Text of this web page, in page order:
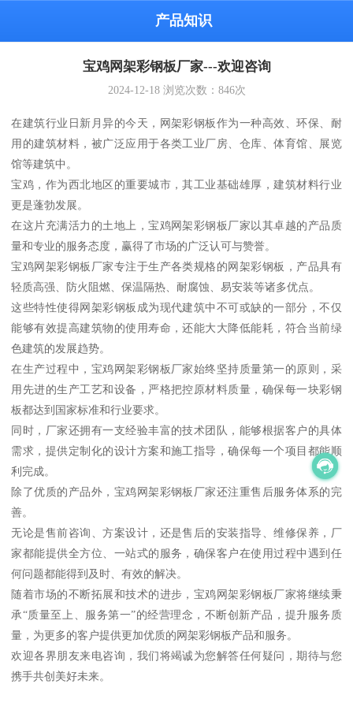
产品知识
宝鸡网架彩钢板厂家---欢迎咨询
2024-12-18浏览次数： 846次
在建筑行业日新月异的今天，网架彩钢板作为一种高效、环保、耐
用的建筑材料，被广泛应用于各类工业厂房、仓库、体育馆、展览
馆等建筑中。
宝鸡，作为西北地区的重要城市，其工业基础雄厚，建筑材料行业
更是蓬勃发展。
在这片充满活力的土地上，宝鸡网架彩钢板厂家以其卓越的产品质
量和专业的服务态度，赢得了市场的广泛认可与赞誉。
宝鸡网架彩钢板厂家专注于生产各类规格的网架彩钢板，产品具有
轻质高强、防火阻燃、保温隔热、耐腐蚀、易安装等诸多优点。
这些特性使得网架彩钢板成为现代建筑中不可或缺的一部分，不仅
能够有效提高建筑物的使用寿命，还能大大降低能耗，符合当前绿
色建筑的发展趋势。
在生产过程中，宝鸡网架彩钢板厂家始终坚持质量第一的原则，采
用先进的生产工艺和设备，严格把控原材料质量，确保每一块彩钢
板都达到国家标准和行业要求。
同时，厂家还拥有一支经验丰富的技术团队，能够根据客户的具体
需求，提供定制化的设计方案和施工指导，确保每一个项目都能顺
利完成。
除了优质的产品外，宝鸡网架彩钢板厂家还注重售后服务体系的完
善。
无论是售前咨询、方案设计，还是售后的安装指导、维修保养，厂
家都能提供全方位、一站式的服务，确保客户在使用过程中遇到任
何问题都能得到及时、有效的解决。
随着市场的不断拓展和技术的进步，宝鸡网架彩钢板厂家将继续秉
承“质量至上、服务第一”的经营理念，不断创新产品，提升服务质
量，为更多的客户提供更加优质的网架彩钢板产品和服务。
欢迎各界朋友来电咨询，我们将竭诚为您解答任何疑问，期待与您
携手共创美好未来。